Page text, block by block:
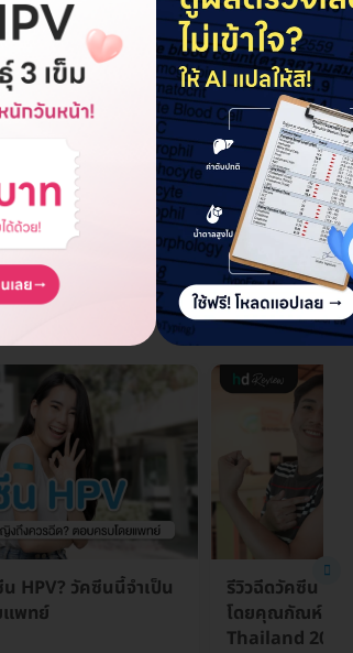
Aging Center สาขาบางนา
(ข้าง SB Design) ถ. บางนา-ตราด แขวงบางนา เขตบางนา
ดูรายละเอียด
HPV? วัคซีนนี้จำเป็น
แพทย์
รีวิวฉีดวัคซีน
โดยคุณกัณห์ รอ
Thailand 2023